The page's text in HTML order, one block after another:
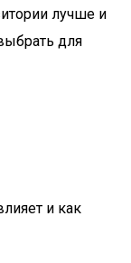
лучше и
для
и как